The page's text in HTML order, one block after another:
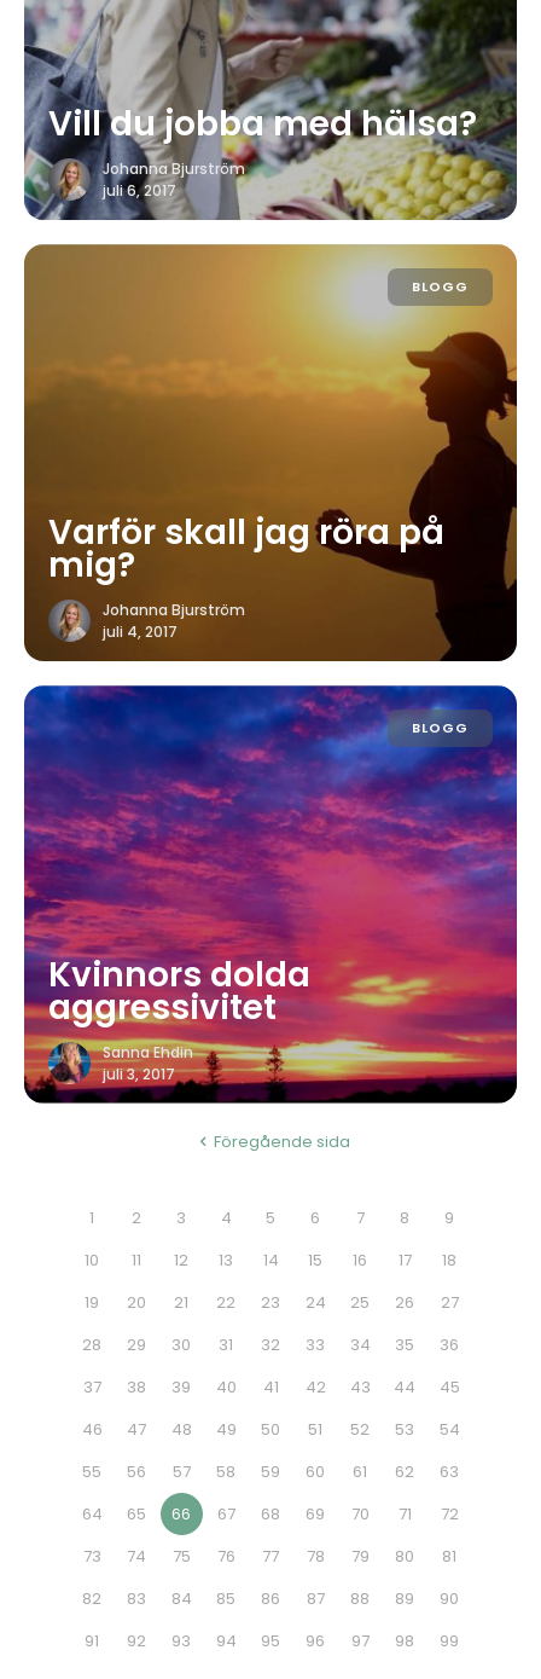
Vill du jobba med hälsa?
Johanna Bjurström
juli 6, 2017
BLOGG
Varför skall jag röra på
mig?
Johanna Bjurström
juli 4, 2017
BLOGG
Kvinnors dolda
aggressivitet
Sanna Ehdin
juli 3, 2017
Föregående sida
1 2 3 4 5 6 7 8
9
10
11 12 13 14 15 16 17
18
19
20 21 22 23 24 25 26
27
28
29 30 31 32 33 34 35
36
37
38 39 40 41 42 43 44
45
46
47 48 49 50 51 52 53
54
55
56 57 58 59 60 61 62
63
64
65 66 67 68 69 70 71
72
73
74 75 76 77 78 79 80
81
82
83 84 85 86 87 88 89
90
91
92 93 94 95 96 97 98 99